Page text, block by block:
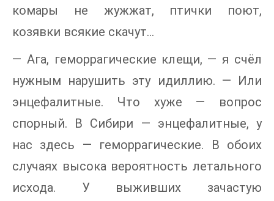
комары не жужжат, птички поют,
козявки всякие скачут...
— Ага, геморрагические клещи, — я счёл
нужным нарушить эту идиллию. — Или
энцефалитные. Что хуже — вопрос
спорный. В Сибири — энцефалитные, у
нас здесь — геморрагические. В обоих
случаях высока вероятность летального
исхода. У выживших зачастую